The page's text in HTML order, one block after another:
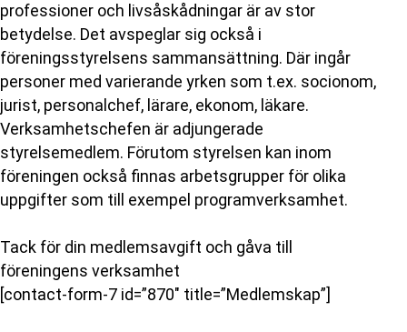
professioner och livsåskådningar är av stor
betydelse. Det avspeglar sig också i
föreningsstyrelsens sammansättning. Där ingår
personer med varierande yrken som t.ex. socionom,
jurist, personalchef, lärare, ekonom, läkare.
Verksamhetschefen är adjungerade
styrelsemedlem. Förutom styrelsen kan inom
föreningen också finnas arbetsgrupper för olika
uppgifter som till exempel programverksamhet.
Tack för din medlemsavgift och gåva till
föreningens verksamhet
[contact-form-7 id=”870″ title=”Medlemskap”]